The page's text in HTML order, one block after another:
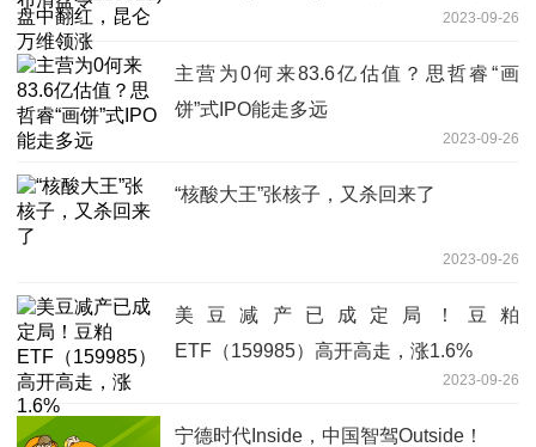
2023-09-26
主营为0何来83.6亿估值？思哲睿“画
饼”式IPO能走多远
2023-09-26
“核酸大王”张核子，又杀回来了
2023-09-26
美豆减产已成定局！豆粕
ETF（159985）高开高走，涨1.6%
2023-09-26
宁德时代Inside，中国智驾Outside！